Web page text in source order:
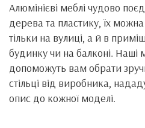
Алюмінієві меблі чудово
дерева та пластику, їх
тільки на вулиці, а й в
будинку чи на балконі.
допоможуть вам обрати
стільці від виробника,
опис до кожної моделі.